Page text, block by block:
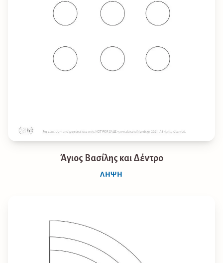
Άγιος Βασίλης και Δέντρο
ΛΉΨΗ